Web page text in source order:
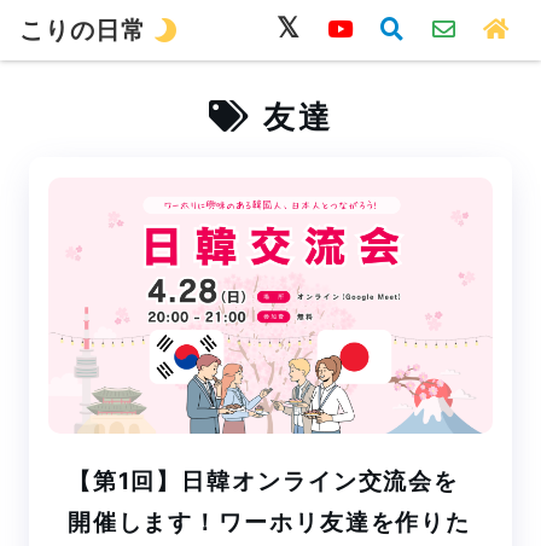
韓国語 旅行 留学 ワーホリ 生活
友達
【第1回】日韓オンライン交流会を
開催します！ワーホリ友達を作りた
こりの日常